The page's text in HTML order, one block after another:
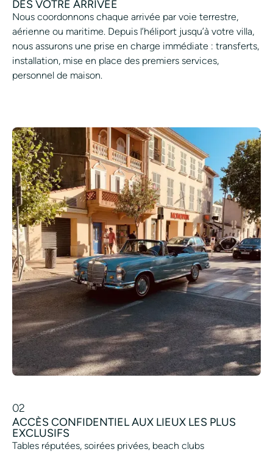
DÈS VOTRE ARRIVÉE
Nous coordonnons chaque arrivée par voie terrestre,
aérienne ou maritime. Depuis l’héliport jusqu’à votre villa,
nous assurons une prise en charge immédiate : transferts,
installation, mise en place des premiers services,
personnel de maison.
02
ACCÈS CONFIDENTIEL AUX LIEUX LES PLUS
EXCLUSIFS
Tables réputées, soirées privées, beach clubs